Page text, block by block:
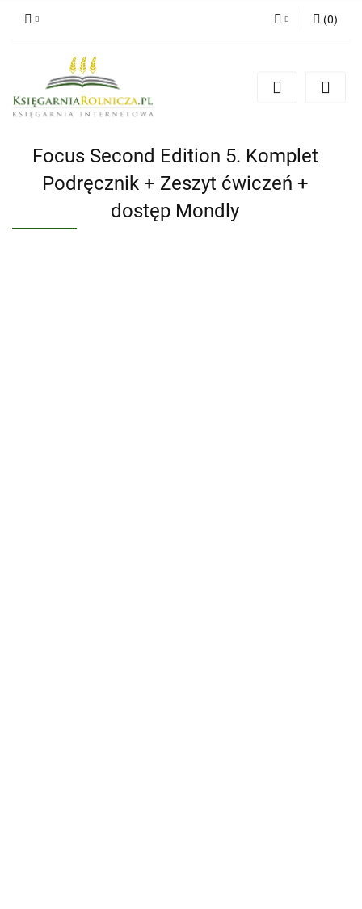
Zarejestruj się
(0)
Focus Second Edition 5. Komplet
Podręcznik + Zeszyt ćwiczeń +
dostęp Mondly